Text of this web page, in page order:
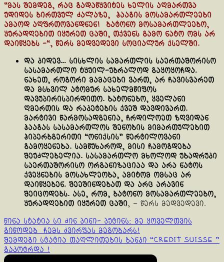
“მას შემდეგ, რაც გადაწყვიტეს ხელის აღმართვა
უდიდეს ბირთვულ ძალაზე, ჰააგის მოსამართლეები
ამაოდ აღფრთოვანდნენ! ბატონო მოსამართლეებო,
ყურადღებით იყურეთ ცაში, თქვენს გამო ნატო ომს არ
დაიწყებს -“, წერს მედვედევი სოციალურ ქსელში.
და კიდევ… სისხლის სამართლის საერთაშორისო
სასამართლო ტყუილ-უბრალოდ გაყოყოჩდა.
ნახეთ, როგორი მამაცები ვართ, არ ჩავისვარეთ
და მსხვილ ატომურ სახელმწიფოს
დავუპირისპირდითო. ბატონებო, ყველანი
ღმერთის და რაკეტების ქვეშ დავდივართ.
მარტივი წარმოსადგენია, ჩრდილოეთ ზღვიდან
ჰააგას სასამართლოს შენობის მიმართულებით
ჰიპერბგერითი “ონიქსის” წერტილოვანი
გამოყენება. სამწუხაროდ, მისი ჩამოგდება
შეუძლებელია. სასამართლო მხოლოდ უბადრუკი
საერთაშორისო ორგანიზაციაა და არა ნატოს
ქვეყნების მოსახლეობა, ამიტომ ომსაც არ
დაიწყებენ. შეეშინდებათ და არც არავინ
შეიცოდებს. ასე, რომ, ბატონო მოსამართლეებო,
ყურადღებით იყურეთ ცაში, – წერს მედვედევი.
Continue
Reading
წინა სტატია სი ძინ პინი- პუტინს: მე ყოველთვის
გიწოდებ ჩემს ძვირფას მეგობარს!
შემდეგი სტატია თაღლითების ბანკი “Credit Suisse ”
გაკოტრდა !